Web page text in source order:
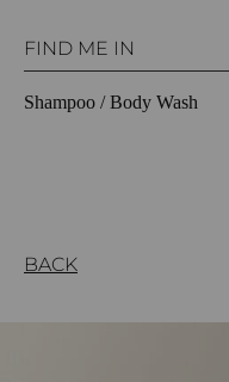
FIND ME IN
Shampoo / Body Wash
BACK